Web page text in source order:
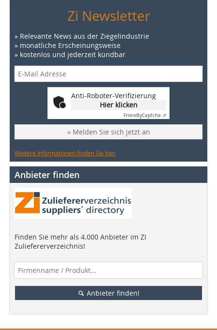
Zi Newsletter
» Relevante News aus der Ziegelindustrie
» monatliche Erscheinungsweise
» kostenlos und jederzeit kündbar
Anti-Roboter-Verifizierung
Hier klicken
FriendlyCaptcha ⇗
» Melden Sie sich jetzt an
Weitere Informationen finden Sie hier
Anbieter finden
Finden Sie mehr als 4.000 Anbieter im ZI
Zuliefererverzeichnis!
Anbieter finden!